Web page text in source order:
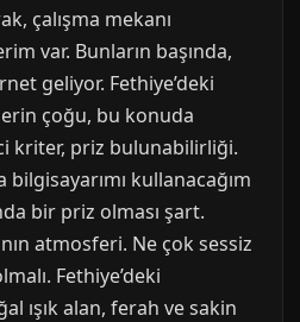
çalışma mekanı
var. Bunların başında,
geliyor. Fethiye’deki
çoğu, bu konuda
kriter, priz bulunabilirliği.
kullanacağım
bir priz olması şart.
atmosferi. Ne çok sessiz
Fethiye’deki
ışık alan, ferah ve sakin